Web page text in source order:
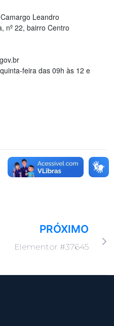
Leandro
nº 22, bairro Centro
feira das 09h às 12 e
PRÓXIMO
Elementor #37645